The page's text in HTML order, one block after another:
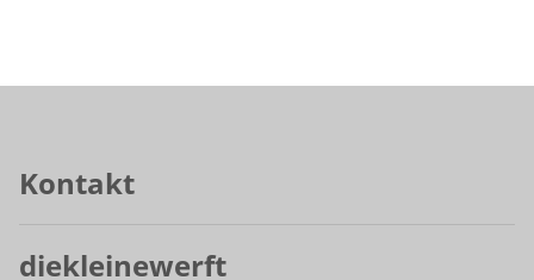
Kontakt
diekleinewerft